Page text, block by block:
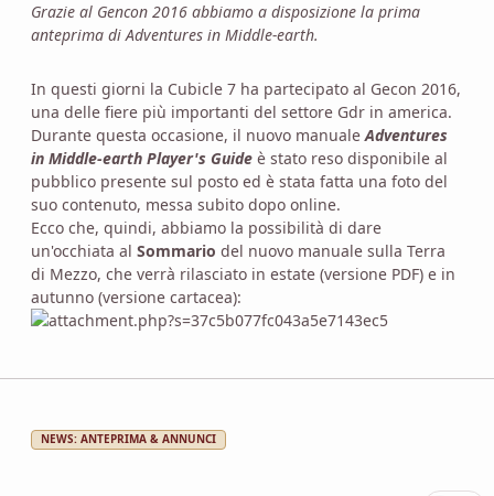
Grazie al Gencon 2016 abbiamo a disposizione la prima
anteprima di Adventures in Middle-earth.
In questi giorni la Cubicle 7 ha partecipato al Gecon 2016,
una delle fiere più importanti del settore Gdr in america.
Durante questa occasione, il nuovo manualeAdventures
in Middle-earth Player's Guide è stato reso disponibile al
pubblico presente sul posto ed è stata fatta una foto del
suo contenuto, messa subito dopo online.
Ecco che, quindi, abbiamo la possibilità di dare
un'occhiata al Sommario del nuovo manuale sulla Terra
di Mezzo, che verrà rilasciato in estate (versione PDF) e in
autunno (versione cartacea):
NEWS: ANTEPRIMA & ANNUNCI